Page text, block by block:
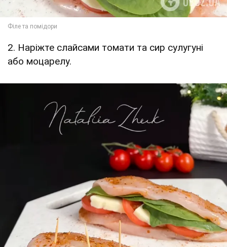
2. Наріжте слайсами томати та сир сулугуні
або моцарелу.